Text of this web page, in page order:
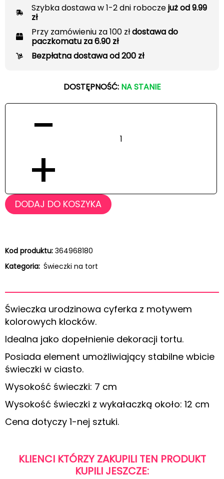
Szybka dostawa w 1-2 dni roboczejuż od 9.99
zł
Przy zamówieniu za 100 złdostawa do
paczkomatu za 6.90 zł
Bezpłatna dostawa od 200 zł
DOSTĘPNOŚĆ: NA STANIE
−
+
DODAJ DO KOSZYKA
Kod produktu: 364968180
Kategoria: Świeczki na tort
Świeczka urodzinowa cyferka z motywem
kolorowych klocków.
Idealna jako dopełnienie dekoracji tortu.
Posiada element umożliwiający stabilne wbicie
świeczki w ciasto.
Wysokość świeczki: 7 cm
Wysokość świeczki z wykałaczką około: 12 cm
Cena dotyczy 1-nej sztuki.
KLIENCI KTÓRZY ZAKUPILI TEN PRODUKT
KUPILI JESZCZE: